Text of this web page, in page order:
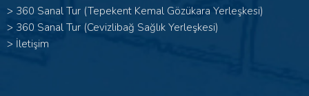
> 360 Sanal Tur (Tepekent Kemal Gözükara Yerleşkesi)
> 360 Sanal Tur (Cevizlibağ Sağlık Yerleşkesi)
> İletişim